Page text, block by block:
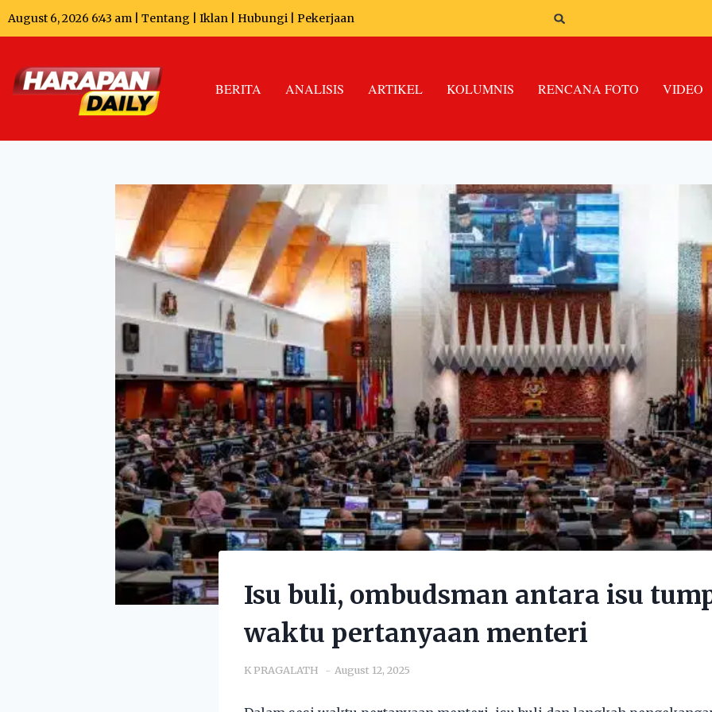
August 6, 2026 6:43 am | Tentang Iklan Hubungi Pekerjaan
BERITA ANALISIS ARTIKEL KOLUMNIS RENCANA FOTO VIDEO
Isu buli, ombudsman antara isu
waktu pertanyaan menteri
K PRAGALATH August 12, 2025